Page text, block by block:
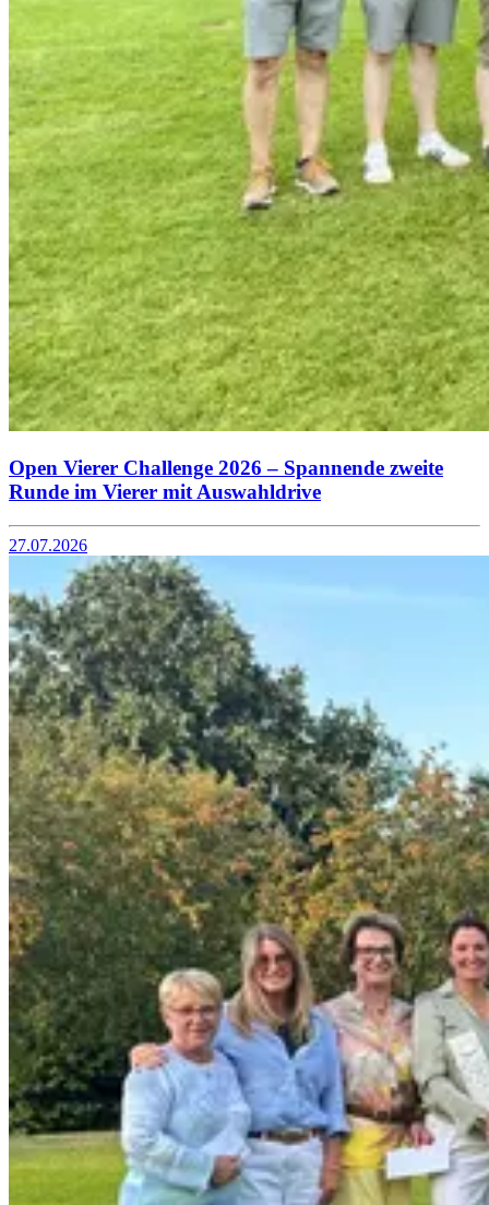
Open Vierer Challenge 2026 – Spannende zweite
Runde im Vierer mit Auswahldrive
27.07.2026